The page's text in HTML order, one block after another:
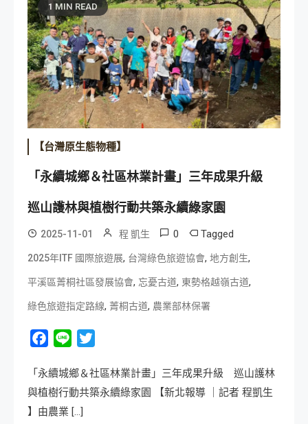
1 MIN READ
【台灣原生態物種】
「永續城鄉＆社區林業計畫」三年成果升級
巡山護林與植樹行動共築永續綠家園
2025-11-01 程 凱生 0 Tagged
2025年ITF 國際旅遊展, 台灣綠色旅遊協會, 地方創生,
平溪區菁桐社區發展協會, 忘憂古道, 東勢格越嶺古道,
綠色旅遊指定路線, 菁桐古道, 農業部林保署
Facebook
Line
「永續城鄉＆社區林業計畫」三年成果升級 巡山護林
與植樹行動共築永續綠家園 【新北報導 ｜記者 程凱生
】由農業 […]